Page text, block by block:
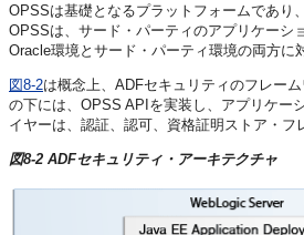
OPSSは基礎となるプラットフォームであり
OPSSは、サード・パーティのアプリケーシ
Oracle環境とサード・パーティ環境の両方
図8-2は概念上、ADFセキュリティのフレー
の下には、OPSS APIを実装し、アプリケー
イヤーは、認証、認可、資格証明ストア・
図8-2 ADFセキュリティ・アーキテクチャ